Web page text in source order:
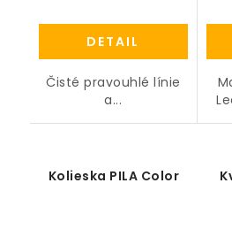
DETAIL
Čisté pravouhlé línie
a...
Kolieska PILA Color